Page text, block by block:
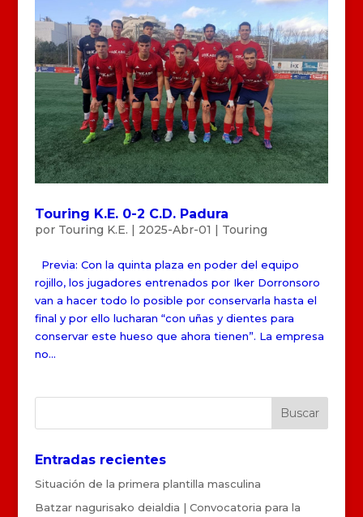
Touring K.E. 0-2 C.D. Padura
por Touring K.E. 2025-Abr-01 Touring
Previa: Con la quinta plaza en poder del equipo
rojillo, los jugadores entrenados por Iker Dorronsoro
van a hacer todo lo posible por conservarla hasta el
final y por ello lucharan “con uñas y dientes para
conservar este hueso que ahora tienen”. La empresa
no...
Entradas recientes
Situación de la primera plantilla masculina
Batzar nagurisako deialdia | Convocatoria para la